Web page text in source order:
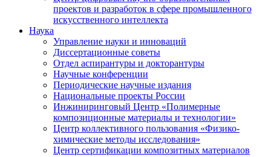
проектов и разработок в сфере промышленного
искусственного интеллекта
Наука
Управление науки и инноваций
Диссертационные советы
Отдел аспирантуры и докторантуры
Научные конференции
Периодические научные издания
Национальные проекты России
Инжиниринговый Центр «Полимерные
композиционные материалы и технологии»
Центр коллективного пользования «Физико-
химические методы исследования»
Центр сертификации композитных материалов